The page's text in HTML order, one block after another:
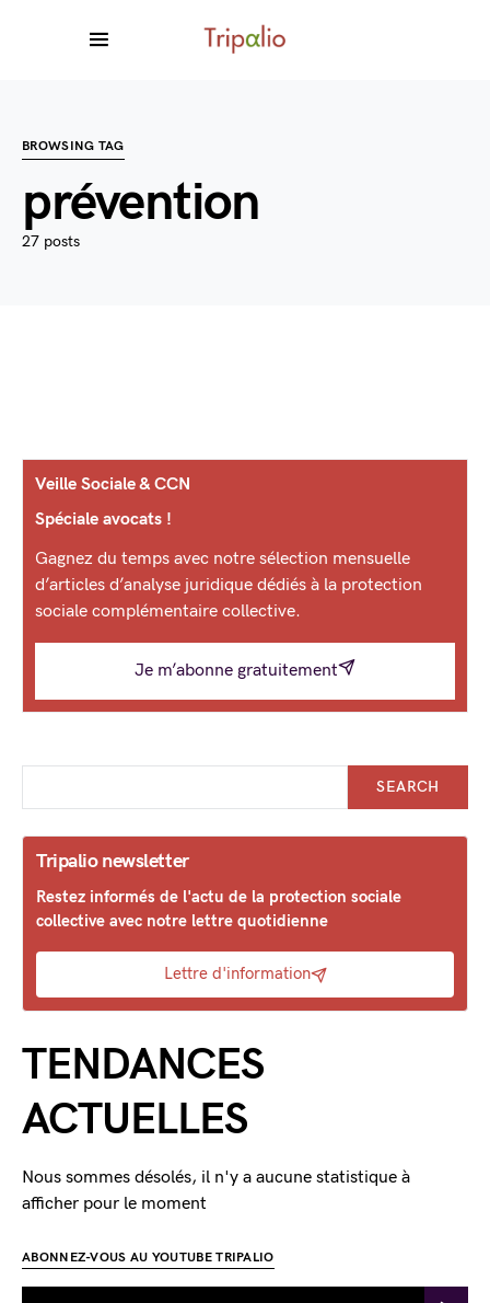
BROWSING TAG
prévention
27 posts
Veille Sociale & CCN
Spéciale avocats !
Gagnez du temps avec notre sélection mensuelle
d’articles d’analyse juridique dédiés à la protection
sociale complémentaire collective.
Je m’abonne gratuitement
SEARCH
Tripalio newsletter
Restez informés de l'actu de la protection sociale
collective avec notre lettre quotidienne
Lettre d'information
TENDANCES
ACTUELLES
Nous sommes désolés, il n'y a aucune statistique à
afficher pour le moment
ABONNEZ-VOUS AU YOUTUBE TRIPALIO